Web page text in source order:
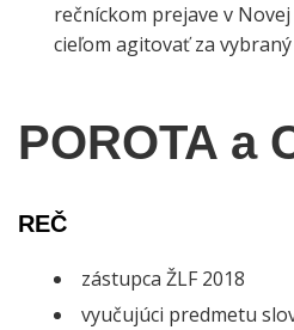
rečníckom prejave v Novej
cieľom agitovať za
POROTA a
REČ
zástupca ŽLF 2018
vyučujúci predmetu